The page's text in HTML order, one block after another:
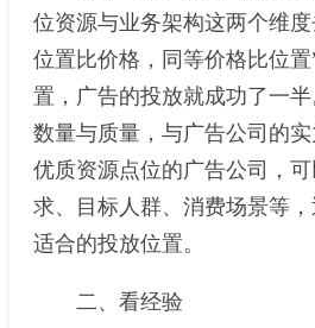
位资源与业务架构这两个维
位置比价格，同等价格比位
置，广告的投放就成功了一
数量与质量，与广告公司的
优质资源点位的广告公司，
求、目标人群、消费场景等
适合的投放位置。
二、看经验